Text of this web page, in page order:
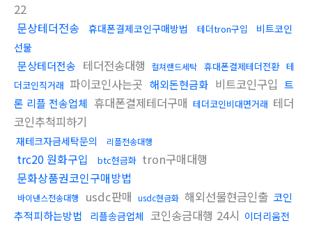
22
문상테더전송
휴대폰결제코인구매방법 테더tron구입
비트코인
선물
문상테더전송 테더전송대행 컬쳐랜드세탁 휴대폰결제테더전환 테
더코인직거래 파이코인사는곳 해외돈현금화 비트코인구입 트
론 리플 전송업체 휴대폰결제테더구매 테더코인비대면거래 테더
코인추척피하기
재테크자금세탁문의 리플전송대행
trc20 원화구입 btc현금화 tron구매대행
문화상품권코인구매방법
바이낸스전송대행 usdc판매 usdc현금화 해외선물현금인출 코인
추적피하는방법
리플송금업체 코인송금대행 24시 이더리움전